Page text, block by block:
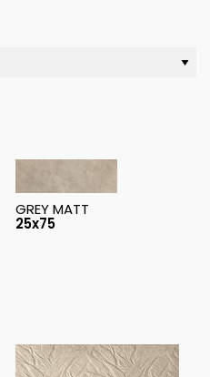
GREY MATT
25x75